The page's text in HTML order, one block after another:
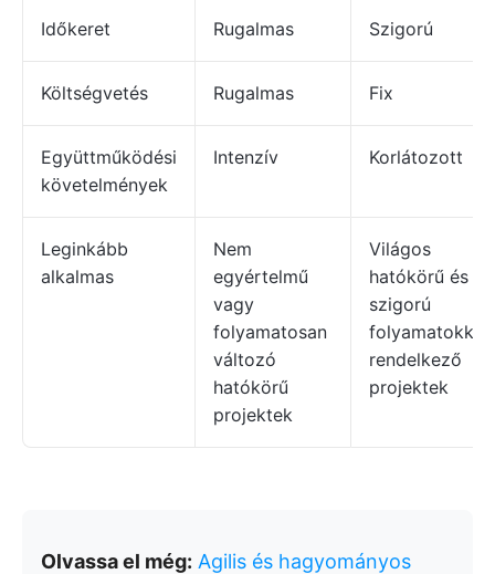
Időkeret Rugalmas Szigorú
Költségvetés Rugalmas Fix
Együttműködési
követelmények
Intenzív Korlátozott
Leginkább
alkalmas
Nem
egyértelmű
vagy
folyamatosan
változó
hatókörű
projektek
Világos
hatókörű és
szigorú
folyamatokkal
rendelkező
projektek
Olvassa el még: Agilis és hagyományos